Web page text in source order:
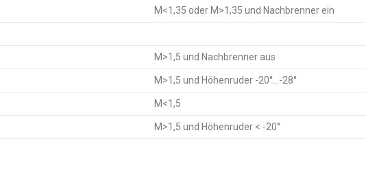
M<1,35 oder M>1,35 und Nachbrenner ein
M>1,5 und Nachbrenner aus
M>1,5 und Höhenruder -20°…-28°
M<1,5
M>1,5 und Höhenruder < -20°